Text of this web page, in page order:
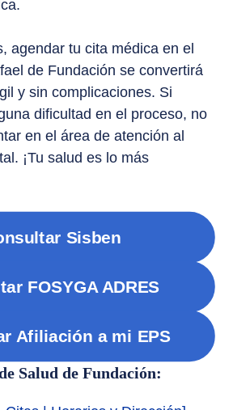
agendar tu cita médica en el
de Fundación se convertirá
y sin complicaciones. Si
dificultad en el proceso, no
en el área de atención al
¡Tu salud es lo más
Sisben
FOSYGA ADRES
Afiliación a mi EPS
Salud de Fundación: